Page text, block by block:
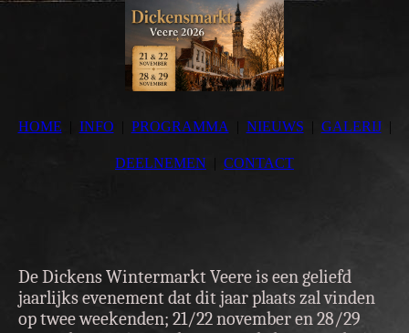
HOME INFO PROGRAMMA NIEUWS GALERIJ
DEELNEMEN CONTACT
De Dickens Wintermarkt Veere is een geliefd
jaarlijks evenement dat dit jaar plaats zal vinden
op twee weekenden; 21/22 november en 28/29